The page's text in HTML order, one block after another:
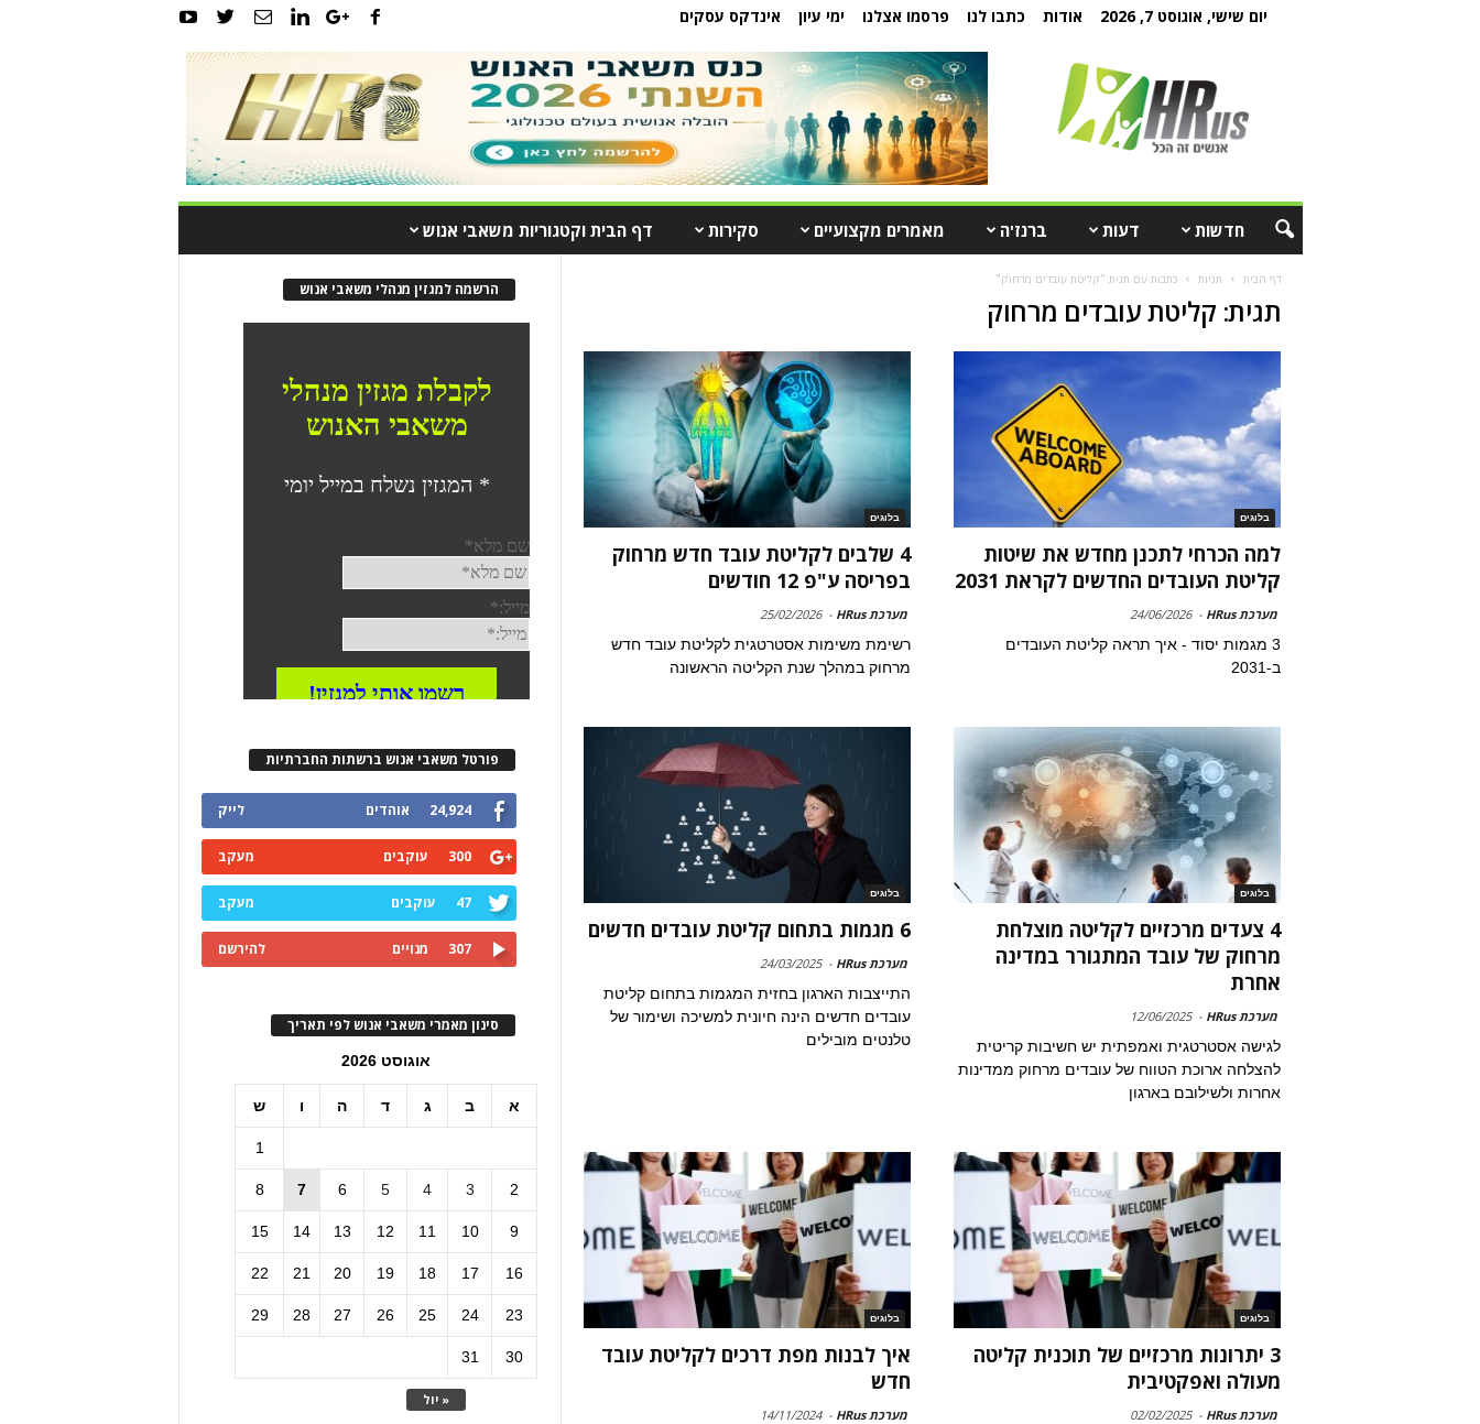
יום שישי, אוגוסט 7, 2026 אודות כתבו לנו פרסמו אצלנו ימי עיון אינדקס עסקים
חדשות דעות ברנז'ה מאמרים מקצועיים סקירות דף הבית וקטגוריות משאבי אנוש
דף הבית תגיות כתבות עם תגית "קליטת עובדים מרחוק"
תגית: קליטת עובדים מרחוק
בלוגים
למה הכרחי לתכנן מחדש את שיטות
קליטת העובדים החדשים לקראת 2031
מערכת HRus -
24/06/2026
3 מגמות יסוד - איך תראה קליטת העובדים
ב-2031
בלוגים
4 שלבים לקליטת עובד חדש מרחוק
בפריסה ע"פ 12 חודשים
מערכת HRus -
25/02/2026
רשימת משימות אסטרטגית לקליטת עובד חדש
מרחוק במהלך שנת הקליטה הראשונה
בלוגים
4 צעדים מרכזיים לקליטה מוצלחת
מרחוק של עובד המתגורר במדינה
אחרת
מערכת HRus -
12/06/2025
לגישה אסטרטגית ואמפתית יש חשיבות קריטית
להצלחה ארוכת הטווח של עובדים מרחוק ממדינות
אחרות ולשילובם בארגון
בלוגים
6 מגמות בתחום קליטת עובדים חדשים
מערכת HRus -
24/03/2025
התייצבות הארגון בחזית המגמות בתחום קליטת
עובדים חדשים הינה חיונית למשיכה ושימור של
טלנטים מובילים
בלוגים
3 יתרונות מרכזיים של תוכנית קליטה
מעולה ואפקטיבית
מערכת HRus -
02/02/2025
בלוגים
איך לבנות מפת דרכים לקליטת עובד
חדש
מערכת HRus -
14/11/2024
הרשמה למגזין מנהלי משאבי אנוש
פורטל משאבי אנוש ברשתות החברתיות
24,924 אוהדים לייק
300 עוקבים מעקב
47 עוקבים מעקב
307 מנויים להירשם
סינון מאמרי משאבי אנוש לפי תאריך
אוגוסט 2026
א ב ג ד ה ו ש
« יול
1
2
3
4
5
6
7
8
9
10
11
12
13
14
15
16
17
18
19
20
21
22
23
24
25
26
27
28
29
30
31